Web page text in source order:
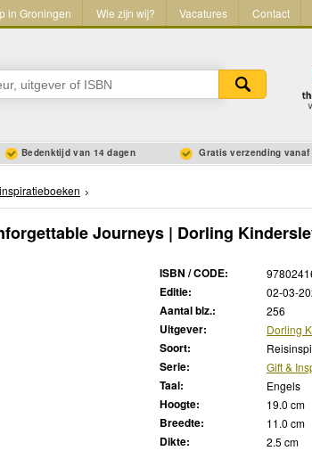
in Groningen Wie zijn wij? Vacatures Contact
Bedenktijd van 14 dagen Gratis verzending vanaf
Journeys | Dorling
ISBN / CODE:
Editie: 02-03-
Aantal blz.: 256
Uitgever: Dorling
Soort:
Serie: Gift &
Taal: Engels
Hoogte: 19.0 cm
Breedte: 11.0 cm
Dikte: 2.5 cm